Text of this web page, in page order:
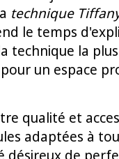
technique
le temps
technique la
un espace
qualité et
adaptées à